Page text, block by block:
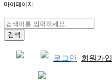
마이페이지
로그인 회원가입